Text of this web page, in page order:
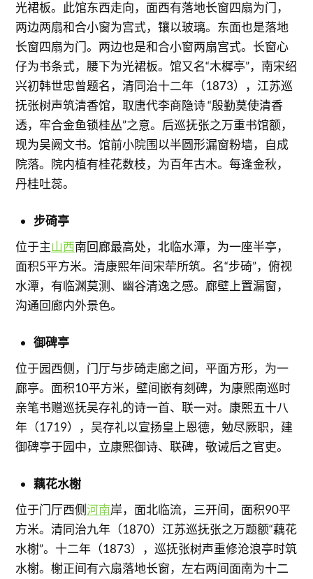
光裙板。此馆东西走向，面西有落地长窗四扇为门，
两边两扇和合小窗为宫式，镶以玻璃。东面也是落地
长窗四扇为门。两边也是和合小窗两扇宫式。长窗心
仔为书条式，腰下为光裙板。馆又名“木樨亭”，南宋绍
兴初韩世忠曾题名，清同治十二年（1873），江苏巡
抚张树声筑清香馆，取唐代李商隐诗 “殷勤莫使清香
透，牢合金鱼锁桂丛”之意。后巡抚张之万重书馆额，
现为吴阙文书。馆前小院围以半圆形漏窗粉墙，自成
院落。院内植有桂花数枝，为百年古木。每逢金秋，
丹桂吐蕊。
步碕亭
位于主山西南回廊最高处，北临水潭，为一座半亭，
面积5平方米。清康熙年间宋荦所筑。名“步碕”，俯视
水潭，有临渊莫测、幽谷清逸之感。廊壁上置漏窗，
沟通回廊内外景色。
御碑亭
位于园西侧，门厅与步碕走廊之间，平面方形，为一
廊亭。面积10平方米，壁间嵌有刻碑，为康熙南巡时
亲笔书赠巡抚吴存礼的诗一首、联一对。康熙五十八
年（1719），吴存礼以宣扬皇上恩德，勉尽厥职，建
御碑亭于园中，立康熙御诗、联碑，敬诫后之官吏。
藕花水榭
位于门厅西侧河南岸，面北临流，三开间，面积90平
方米。清同治九年（1870）江苏巡抚张之万题额“藕花
水榭”。十二年（1873），巡抚张树声重修沧浪亭时筑
水榭。榭正间有六扇落地长窗，左右两间面南为十二